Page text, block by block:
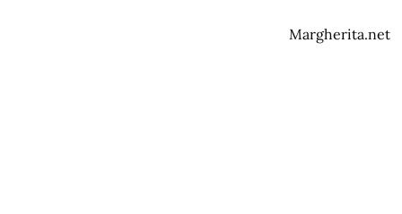
Margherita.net